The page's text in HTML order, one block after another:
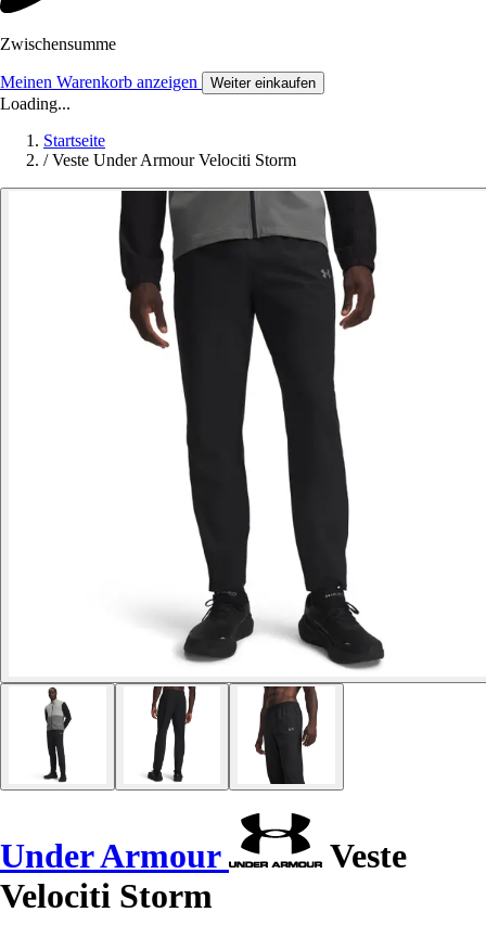
Zwischensumme
Meinen Warenkorb anzeigen Weiter einkaufen
Loading...
Startseite
/ Veste Under Armour Velociti Storm
Under Armour
Veste
Velociti Storm